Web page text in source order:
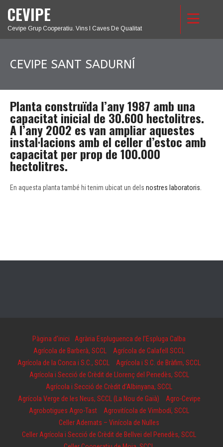
CEVIPE
Cevipe Grup Cooperatiu. Vins I Caves De Qualitat
CEVIPE SANT SADURNÍ
Planta construïda l’any 1987 amb una
capacitat inicial de 30.600 hectolitres.
A l’any 2002 es van ampliar aquestes
instal·lacions amb el celler d’estoc amb
capacitat per prop de 100.000
hectolitres.
En aquesta planta també hi tenim ubicat un dels nostres laboratoris.
Pàgina d'inici
Agrària Espluguenca de l’Espluga Calba
Agrícola de Barberà, SCCL
Agrícola de Calafell SCCL
Agrícola de la Conca i S.C., SCCL
Agrícola i S.C. de Bràfim, SCCL
Agrícola i Secció de Crèdit de Llorenç del Penedès, SCCL
Agrícola i Secció de Crèdit d’Albinyana, SCCL
Agrícola Verge de les Neus, SCCL (La Nou de Gaià)
Agro-Cevipe
Agrobotigues Agro-Tast
Agrovitícola de Vimbodí, SCCL
Celler Adernats – Vinícola de Nulles
Celler Agrícola i Secció de Crèdit de Bellvei del Penedès, SCCL